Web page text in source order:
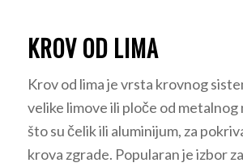
KROV OD LIMA
Krov od lima je vrsta krovnog
velike limove ili ploče od metalnog
što su čelik ili aluminijum, za
krova zgrade. Popularan je izbor